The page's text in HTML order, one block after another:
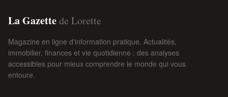
La Gazettede Lorette
Magazine en ligne d'information pratique. Actualités,
immobilier, finances et vie quotidienne : des analyses
accessibles pour mieux comprendre le monde qui vous
entoure.